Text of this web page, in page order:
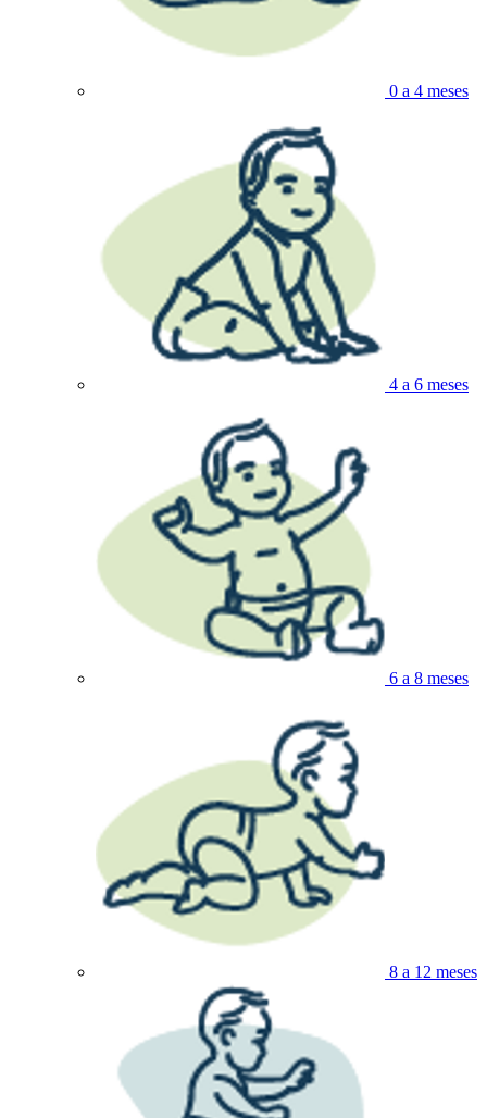
0 a 4 meses
4 a 6 meses
6 a 8 meses
8 a 12 meses